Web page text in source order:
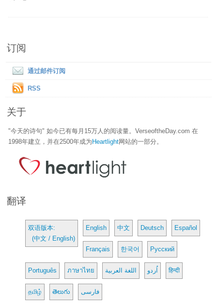
订阅
通过邮件订阅
RSS
关于
"今天的诗句" 如今已有每月15万人的阅读量。VerseoftheDay.com 在
1998年建立，并在2500年成为 Heartlight网站的一部分。
翻译
双语版本:
(中文 / English)
English 中文 Deutsch Español
Français 한국어 Русский
Português ภาษาไทย اللغة العربية اُردو हिन्दी
தமிழ் తెలుగు فارسی